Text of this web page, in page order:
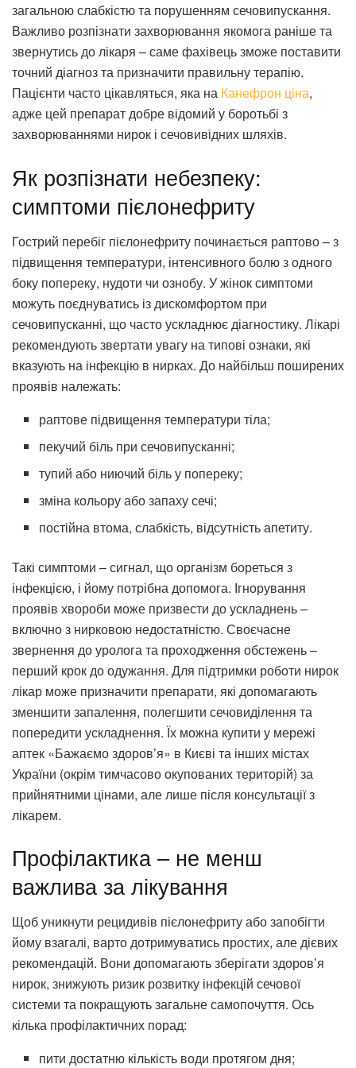
загальною слабкістю та порушенням сечовипускання.
Важливо розпізнати захворювання якомога раніше та
звернутись до лікаря – саме фахівець зможе поставити
точний діагноз та призначити правильну терапію.
Пацієнти часто цікавляться, яка на Канефрон ціна,
адже цей препарат добре відомий у боротьбі з
захворюваннями нирок і сечовивідних шляхів.
Як розпізнати небезпеку:
симптоми пієлонефриту
Гострий перебіг пієлонефриту починається раптово – з
підвищення температури, інтенсивного болю з одного
боку попереку, нудоти чи ознобу. У жінок симптоми
можуть поєднуватись із дискомфортом при
сечовипусканні, що часто ускладнює діагностику. Лікарі
рекомендують звертати увагу на типові ознаки, які
вказують на інфекцію в нирках. До найбільш поширених
проявів належать:
раптове підвищення температури тіла;
пекучий біль при сечовипусканні;
тупий або ниючий біль у попереку;
зміна кольору або запаху сечі;
постійна втома, слабкість, відсутність апетиту.
Такі симптоми – сигнал, що організм бореться з
інфекцією, і йому потрібна допомога. Ігнорування
проявів хвороби може призвести до ускладнень –
включно з нирковою недостатністю. Своєчасне
звернення до уролога та проходження обстежень –
перший крок до одужання. Для підтримки роботи нирок
лікар може призначити препарати, які допомагають
зменшити запалення, полегшити сечовиділення та
попередити ускладнення. Їх можна купити у мережі
аптек «Бажаємо здоров’я» в Києві та інших містах
України (окрім тимчасово окупованих територій) за
прийнятними цінами, але лише після консультації з
лікарем.
Профілактика – не менш
важлива за лікування
Щоб уникнути рецидивів пієлонефриту або запобігти
йому взагалі, варто дотримуватись простих, але дієвих
рекомендацій. Вони допомагають зберігати здоров’я
нирок, знижують ризик розвитку інфекцій сечової
системи та покращують загальне самопочуття. Ось
кілька профілактичних порад:
пити достатню кількість води протягом дня;